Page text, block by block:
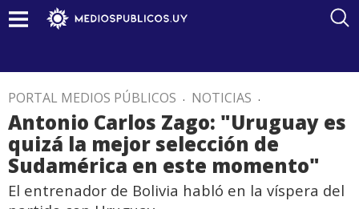
PORTAL MEDIOS PÚBLICOS . NOTICIAS .
Antonio Carlos Zago: "Uruguay es
quizá la mejor selección de
Sudamérica en este momento"
El entrenador de Bolivia habló en la víspera del